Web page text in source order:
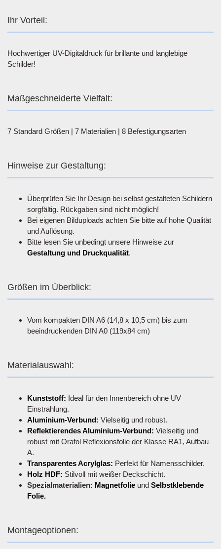
Ihr Vorteil:
Hochwertiger UV-Digitaldruck für brillante und langlebige
Schilder!
Maßgeschneiderte Vielfalt:
7 Standard Größen | 7 Materialien | 8 Befestigungsarten
Hinweise zur Gestaltung:
Überprüfen Sie Ihr Design bei selbst gestalteten Schildern
sorgfältig. Rückgaben sind nicht möglich!
Bei eigenen Bilduploads achten Sie bitte auf hohe Qualität
und Auflösung.
Bitte lesen Sie unbedingt unsere Hinweise zur
Gestaltung und Druckqualität.
Größen im Überblick:
Vom kompakten DIN A6 (14,8 x 10,5 cm) bis zum
beeindruckenden DIN A0 (119x84 cm)
Materialauswahl:
Kunststoff: Ideal für den Innenbereich ohne UV
Einstrahlung.
Aluminium-Verbund: Vielseitig und robust.
Reflektierendes Aluminium-Verbund: Vielseitig und
robust mit Orafol Reflexionsfolie der Klasse RA1, Aufbau
A.
Transparentes Acrylglas: Perfekt für Namensschilder.
Holz HDF: Stilvoll mit weißer Deckschicht.
Spezialmaterialien: Magnetfolie und Selbstklebende
Folie.
Montageoptionen: